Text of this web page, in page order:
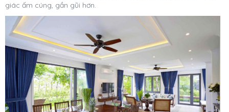
giác ấm cúng, gần gũi hơn.